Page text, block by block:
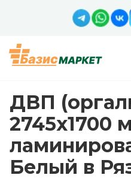
ДВП
2745х1700
Белый в